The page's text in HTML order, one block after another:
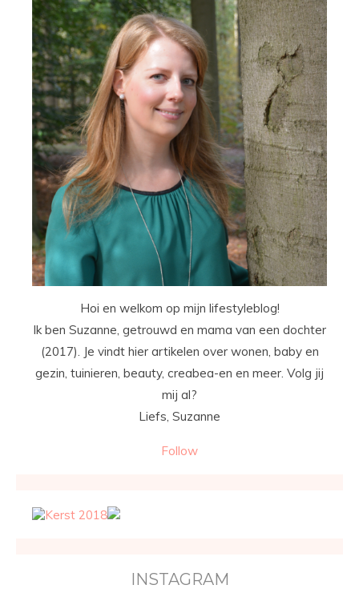
Hoi en welkom op mijn lifestyleblog!
Ik ben Suzanne, getrouwd en mama van een dochter
(2017). Je vindt hier artikelen over wonen, baby en
gezin, tuinieren, beauty, creabea-en en meer. Volg jij
mij al?
Liefs, Suzanne
Follow
INSTAGRAM